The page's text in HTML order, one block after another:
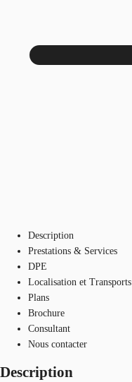
Description
Prestations & Services
DPE
Localisation et Transports
Plans
Brochure
Consultant
Nous contacter
Description